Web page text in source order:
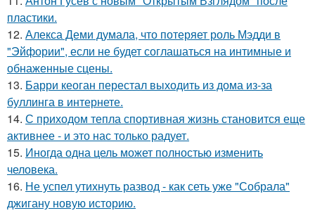
пластики.
12. Алекса Деми думала, что потеряет роль Мэдди в
"Эйфории", если не будет соглашаться на интимные и
обнаженные сцены.
13. Барри кеоган перестал выходить из дома из-за
буллинга в интернете.
14. С приходом тепла спортивная жизнь становится еще
активнее - и это нас только радует.
15. Иногда одна цель может полностью изменить
человека.
16. Не успел утихнуть развод - как сеть уже "Собрала"
джигану новую историю.